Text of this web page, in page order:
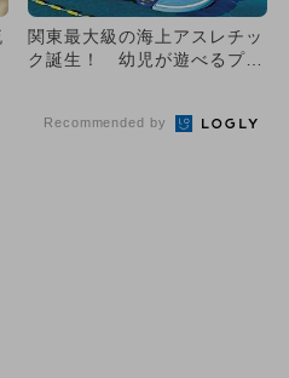
関東最大級の海上アスレチッ
ク誕生！ 幼児が遊べるプー
Recommended by